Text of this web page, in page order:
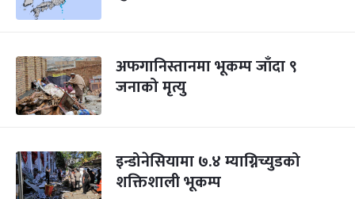
अफगानिस्तानमा भूकम्प जाँदा ९
जनाको मृत्यु
इन्डोनेसियामा ७.४ म्याग्निच्युडको
शक्तिशाली भूकम्प